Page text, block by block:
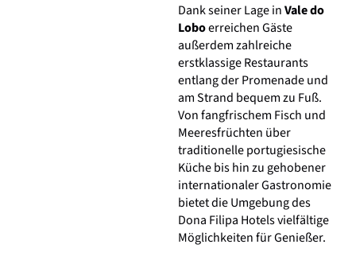
Dank seiner Lage inVale do
Loboerreichen Gäste
außerdem zahlreiche
erstklassige Restaurants
entlang der Promenade und
am Strand bequem zu Fuß.
Von fangfrischem Fisch und
Meeresfrüchten über
traditionelle portugiesische
Küche bis hin zu gehobener
internationaler Gastronomie
bietet die Umgebung des
Dona Filipa Hotels vielfältige
Möglichkeiten für Genießer.